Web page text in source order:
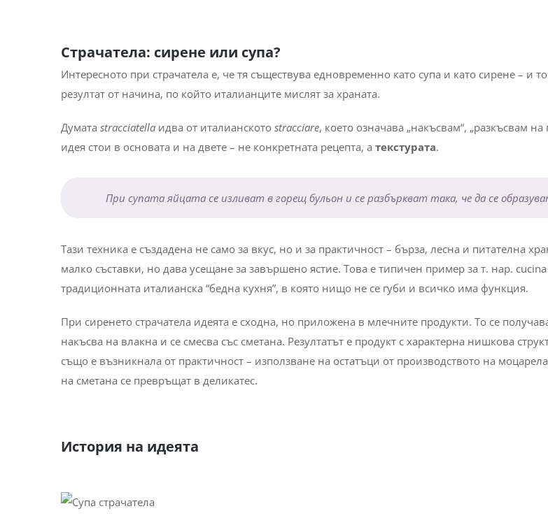
Страчатела: сирене или супа?
Интересното при страчатела е, че тя съществува едновременно като супа и като сирене – и
резултат от начина, по който италианците мислят за храната.
Думата stracciatellaидва от италианското stracciare, което означава „накъсвам“, „разкъсвам
идея стои в основата и на двете – не конкретната рецепта, а текстурата.
При супата яйцата се изливат в горещ бульон и се разбъркват така, че да се
Тази техника е създадена не само за вкус, но и за практичност – бърза, лесна и питателна
малко съставки, но дава усещане за завършено ястие. Това е типичен пример за т. нар.
традиционната италианска “бедна кухня”, в която нищо не се губи и всичко има функция.
При сиренето страчатела идеята е сходна, но приложена в млечните продукти. То се
накъсва на влакна и се смесва със сметана. Резултатът е продукт с характерна нишкова
също е възникнала от практичност – използване на остатъци от производството на
на сметана се превръщат в деликатес.
История на идеята